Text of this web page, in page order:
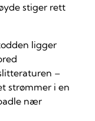
stiger rett
ligger
–
strømmer i en
nær